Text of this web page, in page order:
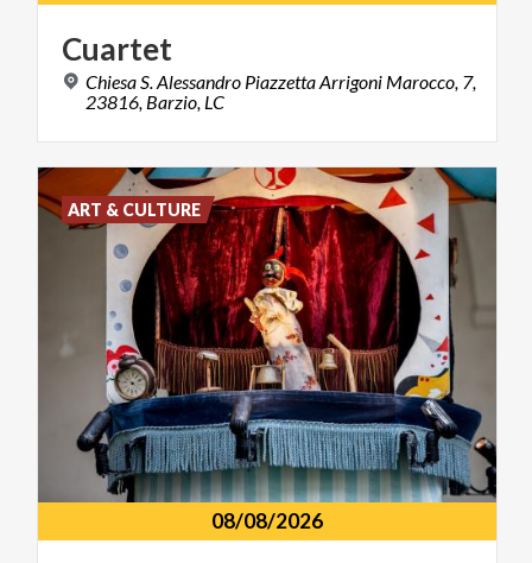
Cuartet
Chiesa S. Alessandro Piazzetta Arrigoni Marocco, 7,
23816, Barzio, LC
08/08/2026
ART & CULTURE